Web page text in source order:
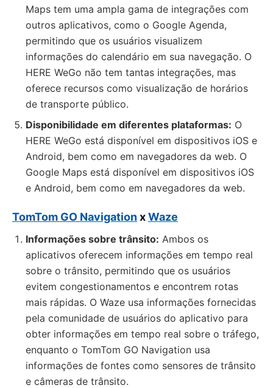
Maps tem uma ampla gama de integrações com
outros aplicativos, como o Google Agenda,
permitindo que os usuários visualizem
informações do calendário em sua navegação. O
HERE WeGo não tem tantas integrações, mas
oferece recursos como visualização de horários
de transporte público.
Disponibilidade em diferentes plataformas: O
HERE WeGo está disponível em dispositivos iOS e
Android, bem como em navegadores da web. O
Google Maps está disponível em dispositivos iOS
e Android, bem como em navegadores da web.
TomTom GO NavigationxWaze
Informações sobre trânsito: Ambos os
aplicativos oferecem informações em tempo real
sobre o trânsito, permitindo que os usuários
evitem congestionamentos e encontrem rotas
mais rápidas. O Waze usa informações fornecidas
pela comunidade de usuários do aplicativo para
obter informações em tempo real sobre o tráfego,
enquanto o TomTom GO Navigation usa
informações de fontes como sensores de trânsito
e câmeras de trânsito.